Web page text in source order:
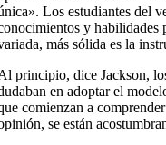
Los estudiantes del
y habilidades
más sólida es la
principio, dice Jackson,
en adoptar el
comienzan a
se están